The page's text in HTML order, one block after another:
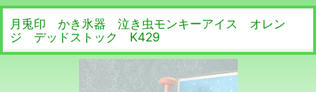
月兎印 かき氷器 泣き虫モンキーアイス オレン
ジ デッドストック K429